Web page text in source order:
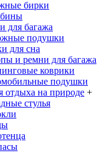
бирки
для багажа
подушки
для сна
и ремни для багажа
коврики
подушки
отдыха на природе +
стулья